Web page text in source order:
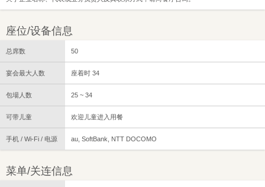
座位/设备信息
总席数 50
宴会最大人数 座着时 34
包場人数 25 ~ 34
可带儿童 欢迎儿童进入用餐
手机 / Wi-Fi / 电源 au, SoftBank, NTT DOCOMO
菜单/关连信息